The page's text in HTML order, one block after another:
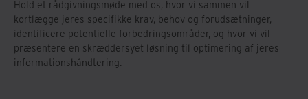
Hold et rådgivningsmøde med os, hvor vi sammen vil
kortlægge jeres specifikke krav, behov og forudsætninger,
identificere potentielle forbedringsområder, og hvor vi vil
præsentere en skræddersyet løsning til optimering af jeres
informationshåndtering.